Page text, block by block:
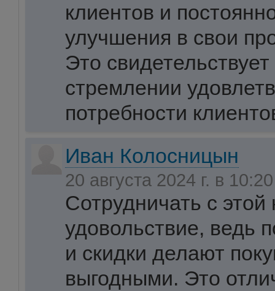
клиентов и
улучшения в свои
Это
стремлении
потребности
Иван Колосницын
20 августа 2024 г. в
Сотрудничать с
удовольствие, ведь
и скидки делают
выгодными. Это